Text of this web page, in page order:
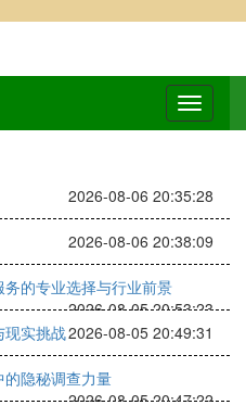
2026-08-06 20:35:28
2026-08-06 20:38:09
的专业选择与行业前景
2026-08-05 20:53:23
现实挑战2026-08-05 20:49:31
隐秘调查力量
2026-08-05 20:47:22